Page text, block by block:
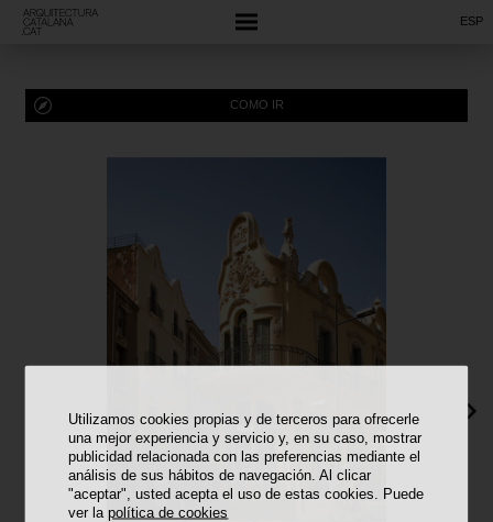
Utilizamos cookies propias y de terceros para ofrecerle
una mejor experiencia y servicio y, en su caso, mostrar
publicidad relacionada con las preferencias mediante el
análisis de sus hábitos de navegación. Al clicar
"aceptar", usted acepta el uso de estas cookies. Puede
ver lapolítica de cookies
ESP
COMO IR